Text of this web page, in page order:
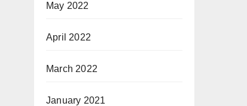
May 2022
April 2022
March 2022
January 2021